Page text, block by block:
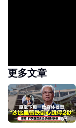
更多文章